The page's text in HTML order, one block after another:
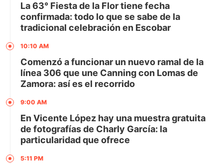
La 63° Fiesta de la Flor tiene fecha
confirmada: todo lo que se sabe de la
tradicional celebración en Escobar
10:10 AM
Comenzó a funcionar un nuevo ramal de la
línea 306 que une Canning con Lomas de
Zamora: así es el recorrido
9:00 AM
En Vicente López hay una muestra gratuita
de fotografías de Charly García: la
particularidad que ofrece
5:11 PM